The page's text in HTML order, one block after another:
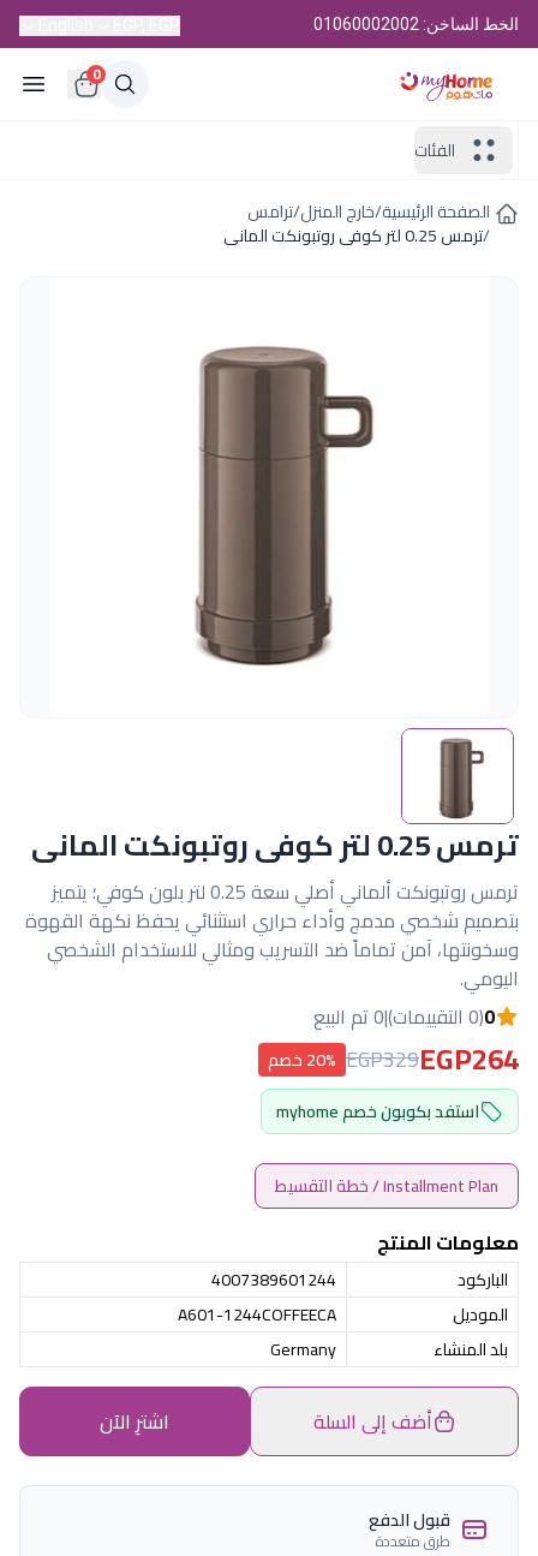
الخط الساخن: 01060002002
0
الفئات
الصفحة الرئيسية/خارج المنزل/ترامس
/ترمس 0.25 لتر كوفى روتبونكت المانى
ترمس 0.25 لتر كوفى روتبونكت المانى
ترمس روتبونكت ألماني أصلي سعة 0.25 لتر بلون كوفي؛ يتميز
بتصميم شخصي مدمج وأداء حراري استثنائي يحفظ نكهة القهوة
وسخونتها، آمن تماماً ضد التسريب ومثالي للاستخدام الشخصي
اليومي.
0(0 التقييمات) |0 تم البيع
EGP264
EGP329 20% خصم
استفد بكوبون خصم myhome
Installment Plan / خطة التقسيط
معلومات المنتج
الباركود
4007389601244
الموديل
A601-1244COFFEECA
بلد المنشاء
Germany
أضف إلى السلة اشترِ الآن
قبول الدفع
طرق متعددة